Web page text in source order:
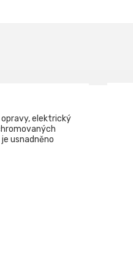
elektrický
usnadněno